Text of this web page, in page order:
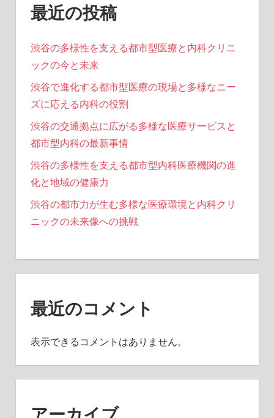
最近の投稿
渋谷の多様性を支える都市型医療と内科クリニ
ックの今と未来
渋谷で進化する都市型医療の現場と多様なニー
ズに応える内科の役割
渋谷の交通拠点に広がる多様な医療サービスと
都市型内科の最新事情
渋谷の多様性を支える都市型内科医療機関の進
化と地域の健康力
渋谷の都市力が生む多様な医療環境と内科クリ
ニックの未来像への挑戦
最近のコメント
表示できるコメントはありません。